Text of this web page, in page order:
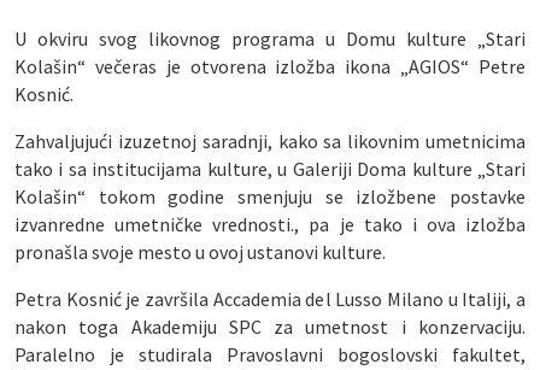
U okviru svog likovnog programa u Domu kulture „Stari
Kolašin“ večeras je otvorena izložba ikona „AGIOS“ Petre
Kosnić.
Zahvaljujući izuzetnoj saradnji, kako sa likovnim umetnicima
tako i sa institucijama kulture, u Galeriji Doma kulture „Stari
Kolašin“ tokom godine smenjuju se izložbene postavke
izvanredne umetničke vrednosti., pa je tako i ova izložba
pronašla svoje mesto u ovoj ustanovi kulture.
Petra Kosnić je završila Accademia del Lusso Milano u Italiji, a
nakon toga Akademiju SPC za umetnost i konzervaciju.
Paralelno je studirala Pravoslavni bogoslovski fakultet,